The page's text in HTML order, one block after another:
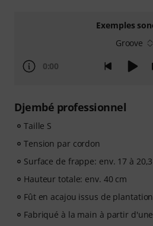
Exemples
Groove
0:00
Djembé professionnel
Taille S
Tension par cordon
Surface de frappe: env. 17 à
Hauteur totale: env. 40 cm
Fût en acajou issus de
Fabriqué à la main à partir